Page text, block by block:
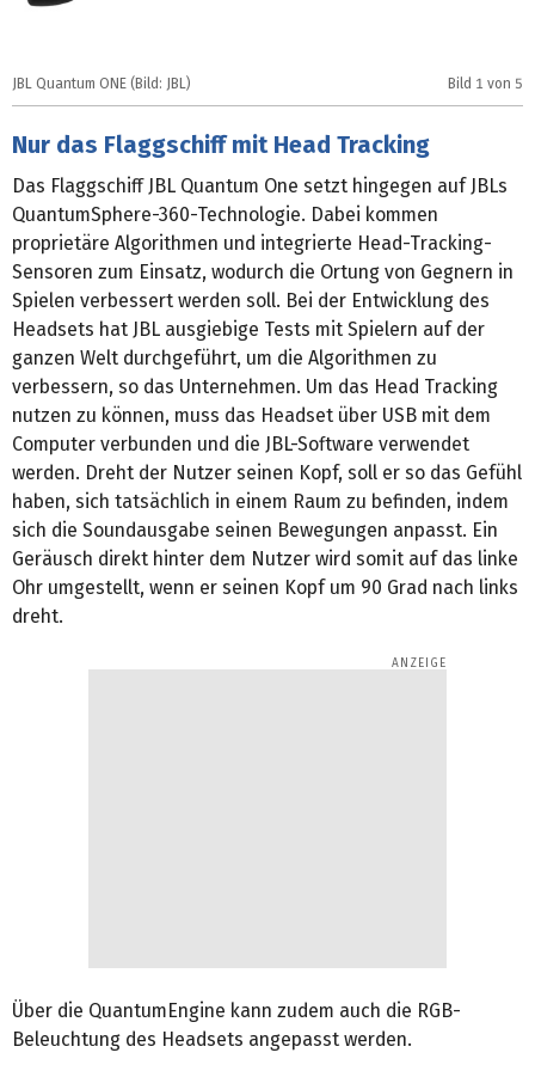
JBL Quantum ONE (Bild: JBL) Bild 1 von 5
Nur das Flaggschiff mit Head Tracking
Das Flaggschiff JBL Quantum One setzt hingegen auf JBLs
QuantumSphere-360-Technologie. Dabei kommen
proprietäre Algorithmen und integrierte Head-Tracking-
Sensoren zum Einsatz, wodurch die Ortung von Gegnern in
Spielen verbessert werden soll. Bei der Entwicklung des
Headsets hat JBL ausgiebige Tests mit Spielern auf der
ganzen Welt durchgeführt, um die Algorithmen zu
verbessern, so das Unternehmen. Um das Head Tracking
nutzen zu können, muss das Headset über USB mit dem
Computer verbunden und die JBL-Software verwendet
werden. Dreht der Nutzer seinen Kopf, soll er so das Gefühl
haben, sich tatsächlich in einem Raum zu befinden, indem
sich die Soundausgabe seinen Bewegungen anpasst. Ein
Geräusch direkt hinter dem Nutzer wird somit auf das linke
Ohr umgestellt, wenn er seinen Kopf um 90 Grad nach links
dreht.
Über die QuantumEngine kann zudem auch die RGB-
Beleuchtung des Headsets angepasst werden.